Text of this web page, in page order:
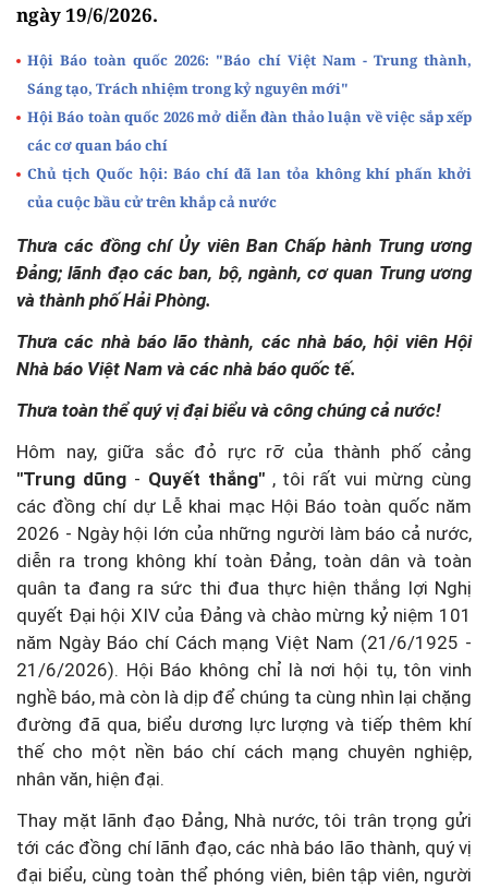
ngày 19/6/2026.
Hội Báo toàn quốc 2026: "Báo chí Việt Nam - Trung thành,
Sáng tạo, Trách nhiệm trong kỷ nguyên mới"
Hội Báo toàn quốc 2026 mở diễn đàn thảo luận về việc sắp xếp
các cơ quan báo chí
Chủ tịch Quốc hội: Báo chí đã lan tỏa không khí phấn khởi
của cuộc bầu cử trên khắp cả nước
Thưa các đồng chí Ủy viên Ban Chấp hành Trung ương
Đảng; lãnh đạo các ban, bộ, ngành, cơ quan Trung ương
và thành phố Hải Phòng.
Thưa các nhà báo lão thành, các nhà báo, hội viên Hội
Nhà báo Việt Nam và các nhà báo quốc tế.
Thưa toàn thể quý vị đại biểu và công chúng cả nước!
Hôm nay, giữa sắc đỏ rực rỡ của thành phố cảng
"Trung dũng - Quyết thắng" , tôi rất vui mừng cùng
các đồng chí dự Lễ khai mạc Hội Báo toàn quốc năm
2026 - Ngày hội lớn của những người làm báo cả nước,
diễn ra trong không khí toàn Đảng, toàn dân và toàn
quân ta đang ra sức thi đua thực hiện thắng lợi Nghị
quyết Đại hội XIV của Đảng và chào mừng kỷ niệm 101
năm Ngày Báo chí Cách mạng Việt Nam (21/6/1925 -
21/6/2026). Hội Báo không chỉ là nơi hội tụ, tôn vinh
nghề báo, mà còn là dịp để chúng ta cùng nhìn lại chặng
đường đã qua, biểu dương lực lượng và tiếp thêm khí
thế cho một nền báo chí cách mạng chuyên nghiệp,
nhân văn, hiện đại.
Thay mặt lãnh đạo Đảng, Nhà nước, tôi trân trọng gửi
tới các đồng chí lãnh đạo, các nhà báo lão thành, quý vị
đại biểu, cùng toàn thể phóng viên, biên tập viên, người